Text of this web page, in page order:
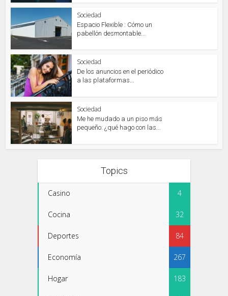
Sociedad
Espacio Flexible : Cómo un
pabellón desmontable...
Sociedad
De los anuncios en el periódico
a las plataformas...
Sociedad
Me he mudado a un piso más
pequeño: ¿qué hago con las...
Topics
Casino 4
Cocina 32
Deportes 84
Economía 267
Hogar 183